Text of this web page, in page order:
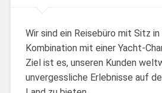
Wir sind ein Reisebüro mit Sitz
Kombination mit einer Yacht-
Ziel ist es, unseren Kunden
unvergessliche Erlebnisse auf